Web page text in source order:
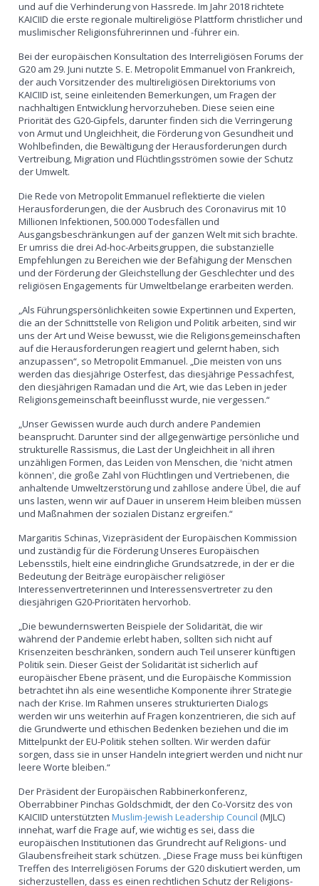
und auf die Verhinderung von Hassrede. Im Jahr 2018 richtete
KAICIID die erste regionale multireligiöse Plattform christlicher und
muslimischer Religionsführerinnen und -führer ein.
Bei der europäischen Konsultation des Interreligiösen Forums der
G20 am 29. Juni nutzte S. E. Metropolit Emmanuel von Frankreich,
der auch Vorsitzender des multireligiösen Direktoriums von
KAICIID ist, seine einleitenden Bemerkungen, um Fragen der
nachhaltigen Entwicklung hervorzuheben. Diese seien eine
Priorität des G20-Gipfels, darunter finden sich die Verringerung
von Armut und Ungleichheit, die Förderung von Gesundheit und
Wohlbefinden, die Bewältigung der Herausforderungen durch
Vertreibung, Migration und Flüchtlingsströmen sowie der Schutz
der Umwelt.
Die Rede von Metropolit Emmanuel reflektierte die vielen
Herausforderungen, die der Ausbruch des Coronavirus mit 10
Millionen Infektionen, 500.000 Todesfällen und
Ausgangsbeschränkungen auf der ganzen Welt mit sich brachte.
Er umriss die drei Ad-hoc-Arbeitsgruppen, die substanzielle
Empfehlungen zu Bereichen wie der Befähigung der Menschen
und der Förderung der Gleichstellung der Geschlechter und des
religiösen Engagements für Umweltbelange erarbeiten werden.
„Als Führungspersönlichkeiten sowie Expertinnen und Experten,
die an der Schnittstelle von Religion und Politik arbeiten, sind wir
uns der Art und Weise bewusst, wie die Religionsgemeinschaften
auf die Herausforderungen reagiert und gelernt haben, sich
anzupassen“, so Metropolit Emmanuel. „Die meisten von uns
werden das diesjährige Osterfest, das diesjährige Pessachfest,
den diesjährigen Ramadan und die Art, wie das Leben in jeder
Religionsgemeinschaft beeinflusst wurde, nie vergessen.“
„Unser Gewissen wurde auch durch andere Pandemien
beansprucht. Darunter sind der allgegenwärtige persönliche und
strukturelle Rassismus, die Last der Ungleichheit in all ihren
unzähligen Formen, das Leiden von Menschen, die 'nicht atmen
können', die große Zahl von Flüchtlingen und Vertriebenen, die
anhaltende Umweltzerstörung und zahllose andere Übel, die auf
uns lasten, wenn wir auf Dauer in unserem Heim bleiben müssen
und Maßnahmen der sozialen Distanz ergreifen.“
Margaritis Schinas, Vizepräsident der Europäischen Kommission
und zuständig für die Förderung Unseres Europäischen
Lebensstils, hielt eine eindringliche Grundsatzrede, in der er die
Bedeutung der Beiträge europäischer religiöser
Interessenvertreterinnen und Interessensvertreter zu den
diesjährigen G20-Prioritäten hervorhob.
„Die bewundernswerten Beispiele der Solidarität, die wir
während der Pandemie erlebt haben, sollten sich nicht auf
Krisenzeiten beschränken, sondern auch Teil unserer künftigen
Politik sein. Dieser Geist der Solidarität ist sicherlich auf
europäischer Ebene präsent, und die Europäische Kommission
betrachtet ihn als eine wesentliche Komponente ihrer Strategie
nach der Krise. Im Rahmen unseres strukturierten Dialogs
werden wir uns weiterhin auf Fragen konzentrieren, die sich auf
die Grundwerte und ethischen Bedenken beziehen und die im
Mittelpunkt der EU-Politik stehen sollten. Wir werden dafür
sorgen, dass sie in unser Handeln integriert werden und nicht nur
leere Worte bleiben.“
Der Präsident der Europäischen Rabbinerkonferenz,
Oberrabbiner Pinchas Goldschmidt, der den Co-Vorsitz des von
KAICIID unterstütztenMuslim-Jewish Leadership Council (MJLC)
innehat, warf die Frage auf, wie wichtig es sei, dass die
europäischen Institutionen das Grundrecht auf Religions- und
Glaubensfreiheit stark schützen. „Diese Frage muss bei künftigen
Treffen des Interreligiösen Forums der G20 diskutiert werden, um
sicherzustellen, dass es einen rechtlichen Schutz der Religions-